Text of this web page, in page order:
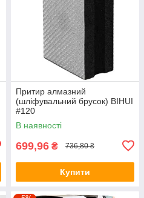
Притир алмазний
(шліфувальний брусок) BIHUI
#120
В наявності
699,96 ₴ 736,80 ₴
Купити